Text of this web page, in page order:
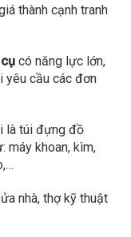
thành cạnh tranh
có năng lực lớn,
yêu cầu các đơn
là túi đựng đồ
máy khoan, kìm,
nhà, thợ kỹ thuật